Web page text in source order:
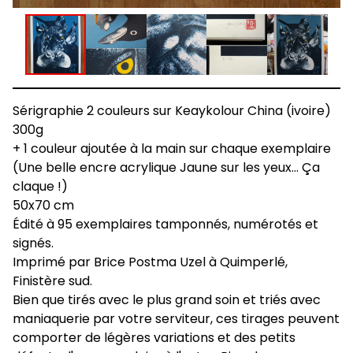
Sérigraphie 2 couleurs sur Keaykolour China (ivoire)
300g
+ 1 couleur ajoutée à la main sur chaque exemplaire
(Une belle encre acrylique Jaune sur les yeux... Ça
claque !)
50x70 cm
Édité à 95 exemplaires tamponnés, numérotés et
signés.
Imprimé par Brice Postma Uzel à Quimperlé,
Finistère sud.
Bien que tirés avec le plus grand soin et triés avec
maniaquerie par votre serviteur, ces tirages peuvent
comporter de légères variations et des petits